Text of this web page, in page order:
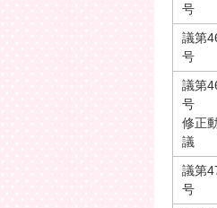
号
議第
号
議第
号
修正
議
議第
号